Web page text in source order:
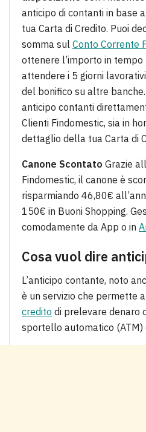
anticipo di contanti in base
tua Carta di Credito. Puoi
somma sul Conto Corrente
ottenere l’importo in tempo
attendere i 5 giorni
del bonifico su altre
anticipo contanti
Clienti Findomestic, sia in
dettaglio della tua Carta di
Canone Scontato Grazie
Findomestic, il canone è
risparmiando 46,80€
150€ in Buoni Shopping.
comodamente da App o in
Cosa vuol dire
L’anticipo contante, noto
è un servizio che permette
credito di prelevare denaro
sportello automatico (ATM)